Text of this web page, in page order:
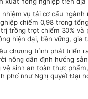
vụ tái cơ cấu ngành
chiếm 0,98 trong
trồng trọt chiếm 30% và
hiện đại, bền vững, gia
chương trình phát triển
nông dân định hướng
vệ sinh an toàn thực
phố như Nghị quyết Đại